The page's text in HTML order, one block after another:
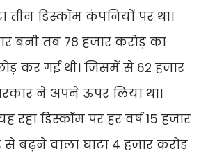
तीन डिस्कॉम कंपनियों पर था।
बनी तब 78 हजार करोड़ का
कर गई थी। जिसमें से 62 हजार
ने अपने ऊपर लिया था।
रहा डिस्कॉम पर हर वर्ष 15 हजार
से बढ़ने वाला घाटा 4 हजार करोड़